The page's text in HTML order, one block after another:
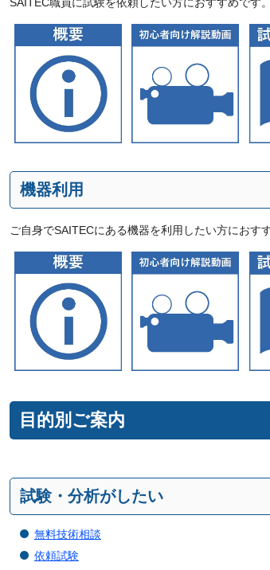
機器利用
ご自身でSAITECにある機器を利用したい方におす
目的別ご案内
試験・分析がしたい
無料技術相談
依頼試験